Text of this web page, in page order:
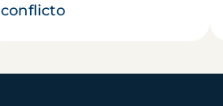
conflicto